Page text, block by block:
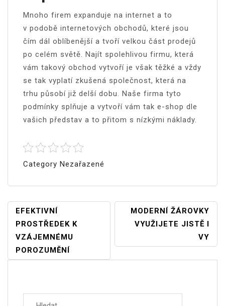
Mnoho firem expanduje na internet a to
v podobě internetových obchodů, které jsou
čím dál oblíbenější a tvoří velkou část prodejů
po celém světě. Najít spolehlivou firmu, která
vám takový obchod vytvoří je však těžké a vždy
se tak vyplatí zkušená společnost, která na
trhu působí již delší dobu. Naše firma tyto
podmínky splňuje a vytvoří vám tak e-shop dle
vašich představ a to přitom s nízkými náklady.
Category Nezařazené
Navigace
Pro
Příspěvek
EFEKTIVNÍ
PROSTŘEDEK K
VZÁJEMNÉMU
POROZUMĚNÍ
MODERNÍ ŽÁROVKY
VYUŽIJETE JISTĚ I
VY